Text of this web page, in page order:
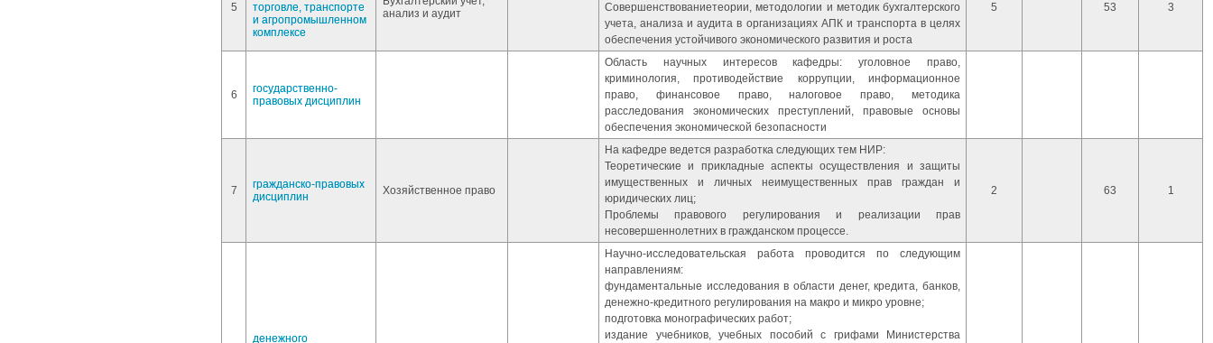
5
торговле, транспорте
и агропромышленном
комплексе
анализ и аудит
Совершенствованиетеории, методологии и методик бухгалтерского
учета, анализа и аудита в организациях АПК и транспорта в целях
обеспечения устойчивого экономического развития и роста
5 53 3
6
государственно-
правовых дисциплин
Область научных интересов кафедры: уголовное право,
криминология, противодействие коррупции, информационное
право, финансовое право, налоговое право, методика
расследования экономических преступлений, правовые основы
обеспечения экономической безопасности
7
гражданско-правовых
дисциплин
Хозяйственное право
На кафедре ведется разработка следующих тем НИР:
Теоретические и прикладные аспекты осуществления и защиты
имущественных и личных неимущественных прав граждан и
юридических лиц;
Проблемы правового регулирования и реализации прав
несовершеннолетних в гражданском процессе.
2 63 1
денежного
Научно-исследовательская работа проводится по следующим
направлениям:
фундаментальные исследования в области денег, кредита, банков,
денежно-кредитного регулирования на макро и микро уровне;
подготовка монографических работ;
издание учебников, учебных пособий с грифами Министерства